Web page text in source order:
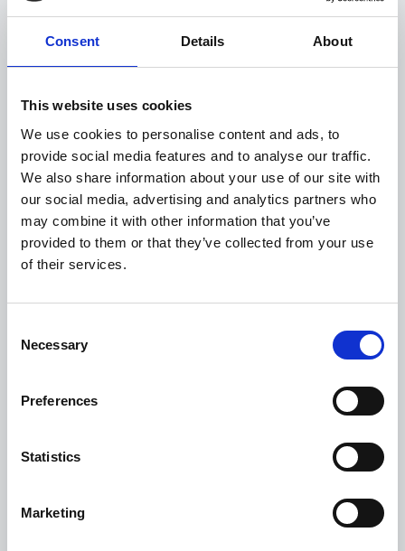
Consent Details About
This website uses cookies
We use cookies to personalise content and ads, to
provide social media features and to analyse our traffic.
We also share information about your use of our site with
our social media, advertising and analytics partners who
may combine it with other information that you’ve
provided to them or that they’ve collected from your use
of their services.
Selection
Necessary
Preferences
Statistics
Marketing
Cuadros de mando
en tiempo real y
funcionalidades de
reporting